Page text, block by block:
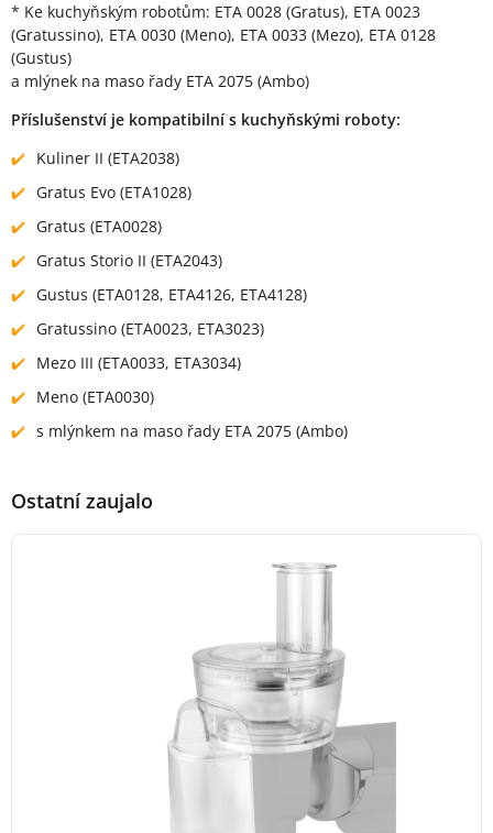
* Ke kuchyňským robotům: ETA 0028 (Gratus), ETA 0023
(Gratussino), ETA 0030 (Meno), ETA 0033 (Mezo), ETA 0128
(Gustus)
a mlýnek na maso řady ETA 2075 (Ambo)
Příslušenství je kompatibilní s kuchyňskými roboty:
Kuliner II (ETA2038)
Gratus Evo (ETA1028)
Gratus (ETA0028)
Gratus Storio II (ETA2043)
Gustus (ETA0128, ETA4126, ETA4128)
Gratussino (ETA0023, ETA3023)
Mezo III (ETA0033, ETA3034)
Meno (ETA0030)
s mlýnkem na maso řady ETA 2075 (Ambo)
Ostatní zaujalo